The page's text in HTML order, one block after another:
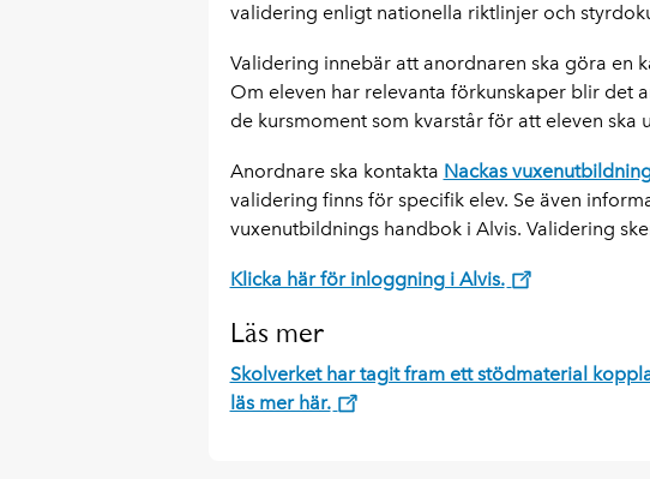
validering enligt nationella riktlinjer och
Validering innebär att anordnaren ska göra en
Om eleven har relevanta förkunskaper blir det
de kursmoment som kvarstår för att eleven ska
Anordnare ska kontakta Nackas
validering finns för specifik elev. Se även
vuxenutbildnings handbok i Alvis. Validering
Klicka här för inloggning i Alvis.
Läs mer
Skolverket har tagit fram ett stödmaterial
läs mer här.